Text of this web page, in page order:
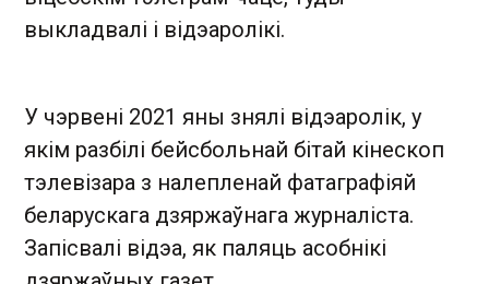
выкладвалі і відэаролікі.
У чэрвені 2021 яны знялі відэаролік, у
якім разбілі бейсбольнай бітай кінескоп
тэлевізара з налепленай фатаграфіяй
беларускага дзяржаўнага журналіста.
Запісвалі відэа, як паляць асобнікі